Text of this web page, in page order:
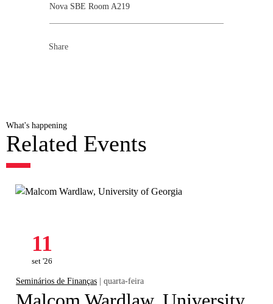
Nova SBE Room A219
Share
What's happening
Related Events
11
set '26
Seminários de Finanças | quarta-feira